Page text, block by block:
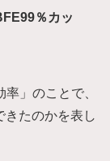
％カッ
」のことで、
きたのかを表し